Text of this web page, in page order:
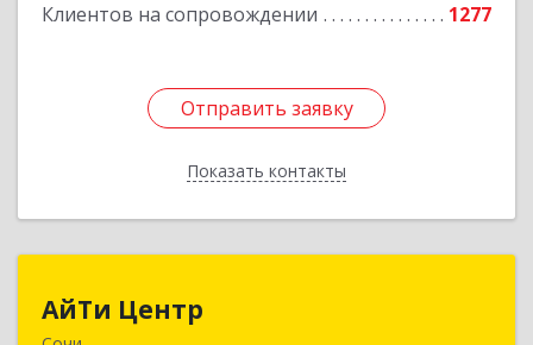
Клиентов на сопровождении 1277
Отправить заявку
Показать контакты
Отправить заявку
Назад
АйТи Центр